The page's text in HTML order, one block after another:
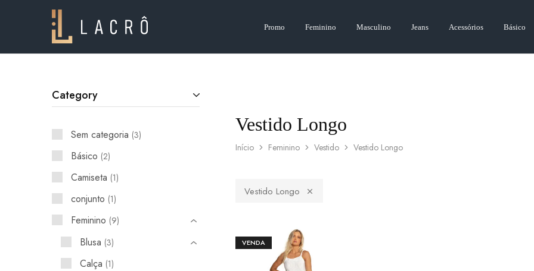
Lacrô
Wear
Promo Feminino Masculino Jeans Acessórios Básico
Vestido Longo
Início Feminino Vestido Vestido Longo
Vestido Longo
VENDA
Category
Sem categoria 3
Básico 2
Camiseta 1
conjunto 1
Feminino 9
Blusa 3
Calça 1